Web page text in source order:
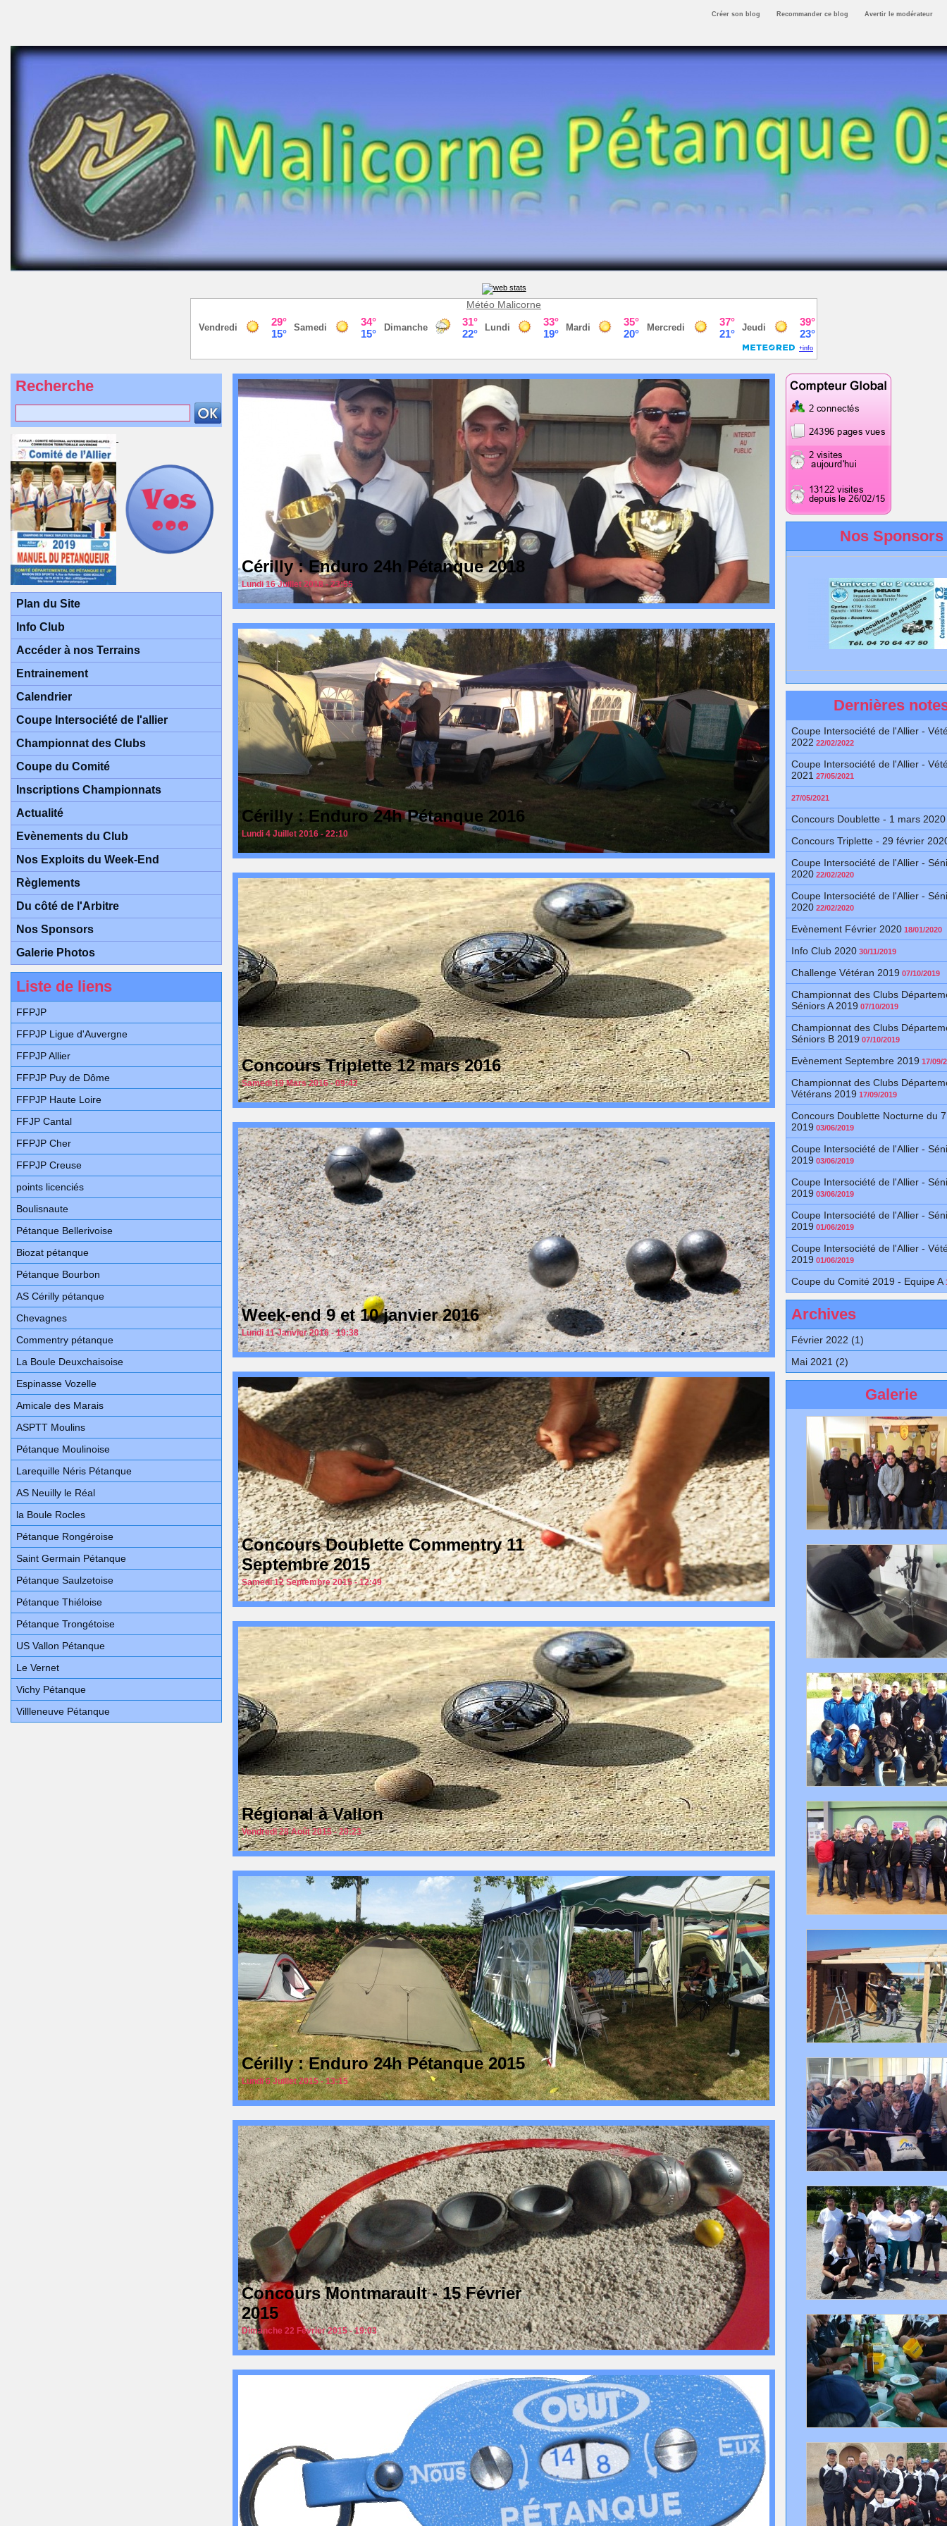
Créer son blog Recommander ce blog Avertir le modérateur
Météo Malicorne
Recherche
Plan du Site
Info Club
Accéder à nos Terrains
Entrainement
Calendrier
Coupe Intersociété de l'allier
Championnat des Clubs
Coupe du Comité
Inscriptions Championnats
Actualité
Evènements du Club
Nos Exploits du Week-End
Règlements
Du côté de l'Arbitre
Nos Sponsors
Galerie Photos
Liste de liens
FFPJP
FFPJP Ligue d'Auvergne
FFPJP Allier
FFPJP Puy de Dôme
FFPJP Haute Loire
FFJP Cantal
FFPJP Cher
FFPJP Creuse
points licenciés
Boulisnaute
Pétanque Bellerivoise
Biozat pétanque
Pétanque Bourbon
AS Cérilly pétanque
Chevagnes
Commentry pétanque
La Boule Deuxchaisoise
Espinasse Vozelle
Amicale des Marais
ASPTT Moulins
Pétanque Moulinoise
Larequille Néris Pétanque
AS Neuilly le Réal
la Boule Rocles
Pétanque Rongéroise
Saint Germain Pétanque
Pétanque Saulzetoise
Pétanque Thiéloise
Pétanque Trongétoise
US Vallon Pétanque
Le Vernet
Vichy Pétanque
Villleneuve Pétanque
Cérilly : Enduro 24h Pétanque 2018
Lundi 16 Juillet 2018 - 23:55
Cérilly : Enduro 24h Pétanque 2016
Lundi 4 Juillet 2016 - 22:10
Concours Triplette 12 mars 2016
Samedi 19 Mars 2016 - 09:42
Week-end 9 et 10 janvier 2016
Lundi 11 Janvier 2016 - 19:38
Concours Doublette Commentry 11
Septembre 2015
Samedi 12 Septembre 2015 - 12:49
Régional à Vallon
Vendredi 28 Août 2015 - 20:23
Cérilly : Enduro 24h Pétanque 2015
Lundi 6 Juillet 2015 - 13:15
Concours Montmarault - 15 Février
2015
Dimanche 22 Février 2015 - 19:03
Nos Sponsors
Dernières
Coupe Intersociété de l'Allier -
2022 22/02/2022
Coupe Intersociété de l'Allier -
2021 27/05/2021
27/05/2021
Concours Doublette - 1 mars 2020
Concours Triplette - 29 février
Coupe Intersociété de l'Allier -
2020 22/02/2020
Coupe Intersociété de l'Allier -
2020 22/02/2020
Evènement Février 2020 18/01/2020
Info Club 2020 30/11/2019
Challenge Vétéran 2019 07/10/2019
Championnat des Clubs
Séniors A 2019 07/10/2019
Championnat des Clubs
Séniors B 2019 07/10/2019
Evènement Septembre 2019 17/09/
Championnat des Clubs
Vétérans 2019 17/09/2019
Concours Doublette Nocturne du
2019 03/06/2019
Coupe Intersociété de l'Allier -
2019 03/06/2019
Coupe Intersociété de l'Allier -
2019 03/06/2019
Coupe Intersociété de l'Allier -
2019 01/06/2019
Coupe Intersociété de l'Allier -
2019 01/06/2019
Coupe du Comité 2019 - Equipe A
Archives
Février 2022 (1)
Mai 2021 (2)
Galerie